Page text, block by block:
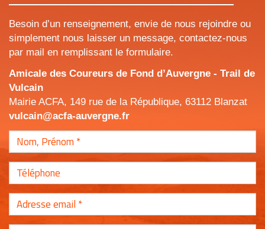
Besoin d’un renseignement, envie de nous rejoindre ou
simplement nous laisser un message, contactez-nous
par mail en remplissant le formulaire.
Amicale des Coureurs de Fond d’Auvergne - Trail de
Vulcain
Mairie ACFA, 149 rue de la République, 63112 Blanzat
vulcain@acfa-auvergne.fr